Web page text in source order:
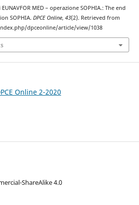
MED – operazione SOPHIA.: The end
SOPHIA. DPCE Online, 43(2). Retrieved from
dpceonline/article/view/1038
Online 2-2020
ShareAlike 4.0